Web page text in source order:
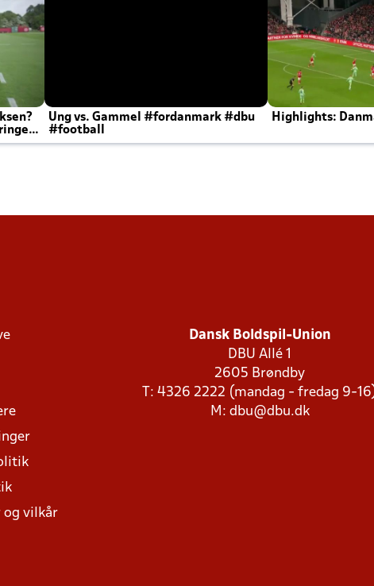
Ung vs. Gammel #fordanmark #dbu
#football
Highlights:
og vilkår
Dansk Boldspil-Union
DBU Allé 1
2605 Brøndby
T: 4326 2222 (mandag - fredag 9-
M: dbu@dbu.dk